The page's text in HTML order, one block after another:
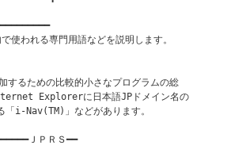
使われる専門用語などを説明します。
るための比較的小さなプログラムの総
Explorerに日本語JPドメイン名の
「i-Nav(TM)」などがあります。
ＪＰＲＳ━━